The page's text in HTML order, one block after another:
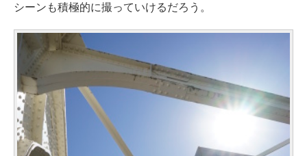
シーンも積極的に撮っていけるだろう。